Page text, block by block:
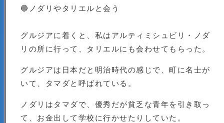
🔵ノダリやタリエルと会う
グルジアに着くと、私はアルティミシュビリ・ノダ
リの所に行って、タリエルにも会わせてもらった。
グルジアは日本だと明治時代の感じで、町に名士が
いて、タマダと呼ばれている。
ノダリはタマダで、優秀だが貧乏な青年を引き取っ
て、お金出して学校に行かせたりしていた。